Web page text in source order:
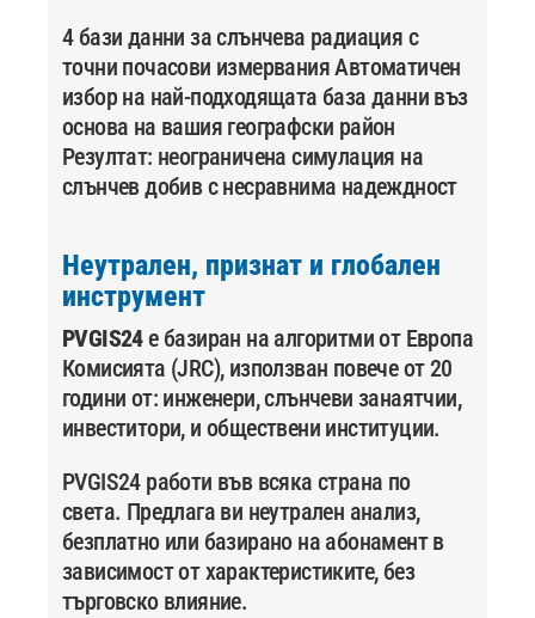
4 бази данни за слънчева радиация с
точни почасови измервания Автоматичен
избор на най-подходящата база данни въз
основа на вашия географски район
Резултат: неограничена симулация на
слънчев добив с несравнима надеждност
Неутрален, признат и глобален
инструмент
PVGIS24е базиран на алгоритми от Европа
Комисията (JRC), използван повече от 20
години от: инженери,слънчеви занаятчии,
инвеститори, и обществени институции.
PVGIS24 работи във всяка страна по
света. Предлага ви неутрален анализ,
безплатно или базирано на абонамент в
зависимост от характеристиките, без
търговско влияние.